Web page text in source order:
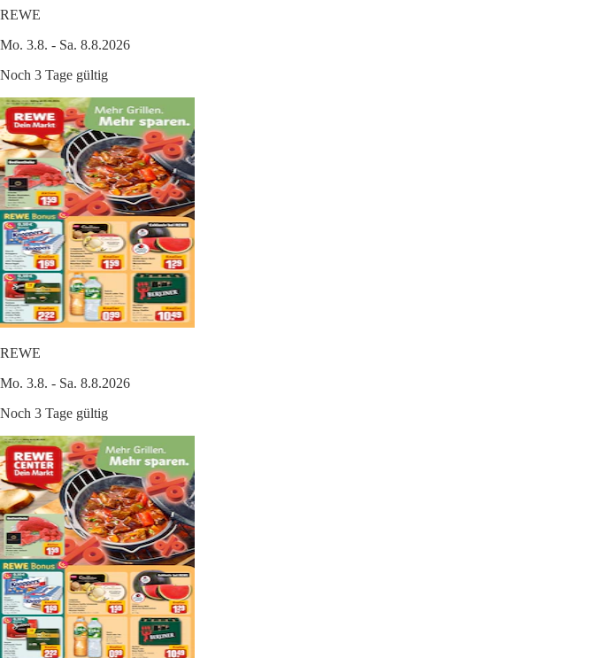
REWE
Mo. 3.8. - Sa. 8.8.2026
Noch 3 Tage gültig
REWE
Mo. 3.8. - Sa. 8.8.2026
Noch 3 Tage gültig